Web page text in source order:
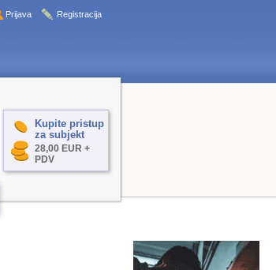
Prijava Registracija
Kupite pristup
za subjekt
28,00 EUR +
PDV